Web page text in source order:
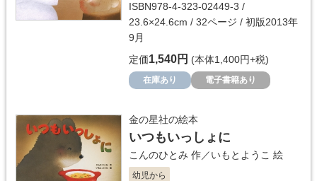
ISBN978-4-323-02449-3 /
23.6×24.6cm / 32ページ / 初版2013年
9月
定価1,540円 (本体1,400円+税)
在庫あり 電子書籍あり
金の星社の絵本
いつもいっしょに
こんのひとみ 作／いもとようこ 絵
幼児から